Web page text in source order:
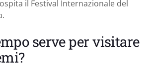
il Festival Internazionale del
serve per visitare